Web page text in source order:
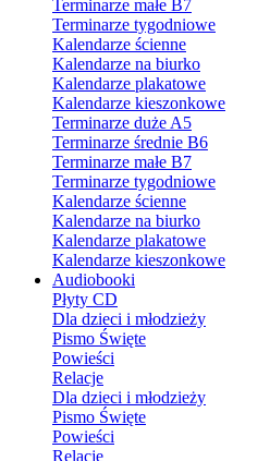
Terminarze małe B7
Terminarze tygodniowe
Kalendarze ścienne
Kalendarze na biurko
Kalendarze plakatowe
Kalendarze kieszonkowe
Terminarze duże A5
Terminarze średnie B6
Terminarze małe B7
Terminarze tygodniowe
Kalendarze ścienne
Kalendarze na biurko
Kalendarze plakatowe
Kalendarze kieszonkowe
Audiobooki
Płyty CD
Dla dzieci i młodzieży
Pismo Święte
Powieści
Relacje
Dla dzieci i młodzieży
Pismo Święte
Powieści
Relacje